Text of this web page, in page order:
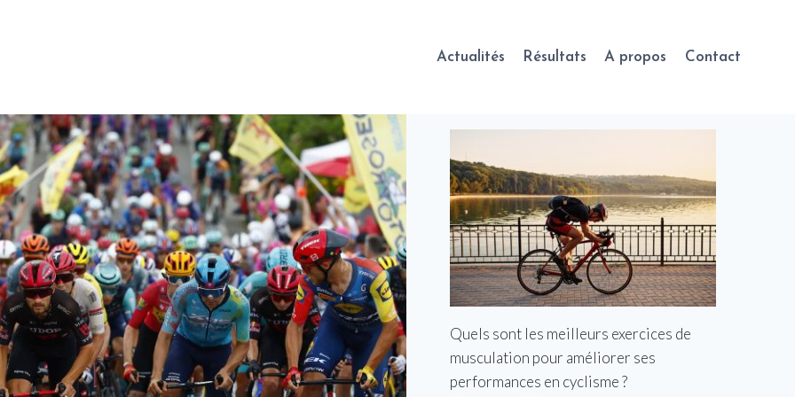
Actualités Résultats A propos Contact
Quels sont les meilleurs exercices de
musculation pour améliorer ses
performances en cyclisme ?